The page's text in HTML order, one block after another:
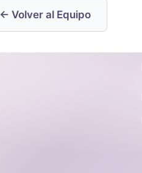
← Volver al Equipo